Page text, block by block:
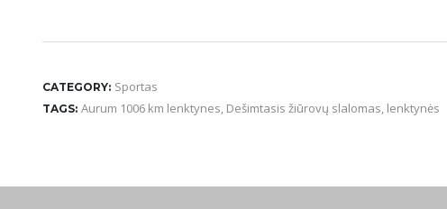
CATEGORY: Sportas
TAGS: Aurum 1006 km lenktynes, Dešimtasis žiūrovų slalomas, lenktynės